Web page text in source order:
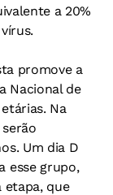
a 20%
promove a
Nacional de
Na
Um dia D
esse grupo,
etapa, que